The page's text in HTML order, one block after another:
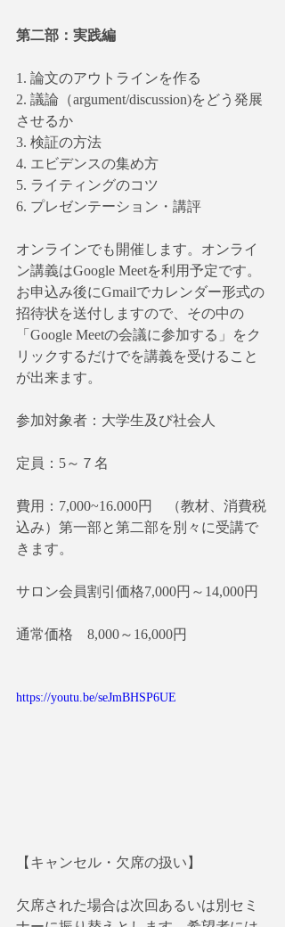
第二部：実践編
1. 論文のアウトラインを作る
2. 議論（argument/discussion)をどう発展
させるか
3. 検証の方法
4. エビデンスの集め方
5. ライティングのコツ
6. プレゼンテーション・講評
オンラインでも開催します。オンライ
ン講義はGoogle Meetを利用予定です。
お申込み後にGmailでカレンダー形式の
招待状を送付しますので、その中の
「Google Meetの会議に参加する」をク
リックするだけでを講義を受けること
が出来ます。
参加対象者：大学生及び社会人
定員：5～７名
費用：7,000~16.000円　（教材、消費税
込み）第一部と第二部を別々に受講で
きます。
サロン会員割引価格7,000円～14,000円
通常価格　8,000～16,000円
https://youtu.be/seJmBHSP6UE
【キャンセル・欠席の扱い】
欠席された場合は次回あるいは別セミ